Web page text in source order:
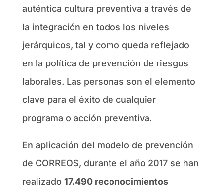
auténtica cultura preventiva a través de
la integración en todos los niveles
jerárquicos, tal y como queda reflejado
en la política de prevención de riesgos
laborales. Las personas son el elemento
clave para el éxito de cualquier
programa o acción preventiva.
En aplicación del modelo de prevención
de CORREOS, durante el año 2017 se han
realizado 17.490 reconocimientos